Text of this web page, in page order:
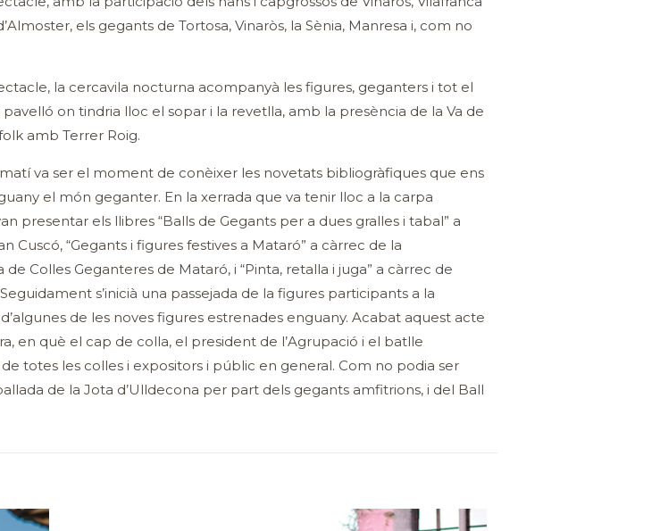
els gegants de Tortosa, Vinaròs, la Sènia, Manresa i, com no
la cercavila nocturna acompanyà les figures, geganters i tot el
on tindria lloc el sopar i la revetlla, amb la presència de la Va de
amb Terrer Roig.
matí va ser el moment de conèixer les novetats bibliogràfiques que ens
el món geganter. En la xerrada que va tenir lloc a la carpa
presentar els llibres “Balls de Gegants per a dues gralles i tabal” a
Cuscó, “Gegants i figures festives a Mataró” a càrrec de la
de Colles Geganteres de Mataró, i “Pinta, retalla i juga” a càrrec de
s’inicià una passejada de la figures participants a la
de les noves figures estrenades enguany. Acabat aquest acte
en què el cap de colla, el president de l’Agrupació i el batlle
totes les colles i expositors i públic en general. Com no podia ser
de la Jota d’Ulldecona per part dels gegants amfitrions, i del Ball